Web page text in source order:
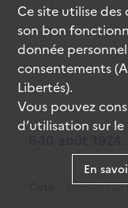
89PAAP/
Ce site utilise des
son bon
donnée
consentements
Libertés).
Vous pouvez
d’utilisation sur le
En